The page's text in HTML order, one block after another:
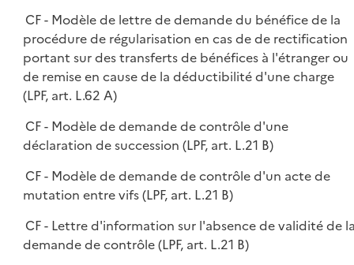
CF - Modèle de lettre de demande du bénéfice de la
procédure de régularisation en cas de de rectification
portant sur des transferts de bénéfices à l'étranger ou
de remise en cause de la déductibilité d'une charge
(LPF, art. L.62 A)
CF - Modèle de demande de contrôle d'une
déclaration de succession (LPF, art. L.21 B)
CF - Modèle de demande de contrôle d'un acte de
mutation entre vifs (LPF, art. L.21 B)
CF - Lettre d'information sur l'absence de validité de
demande de contrôle (LPF, art. L.21 B)